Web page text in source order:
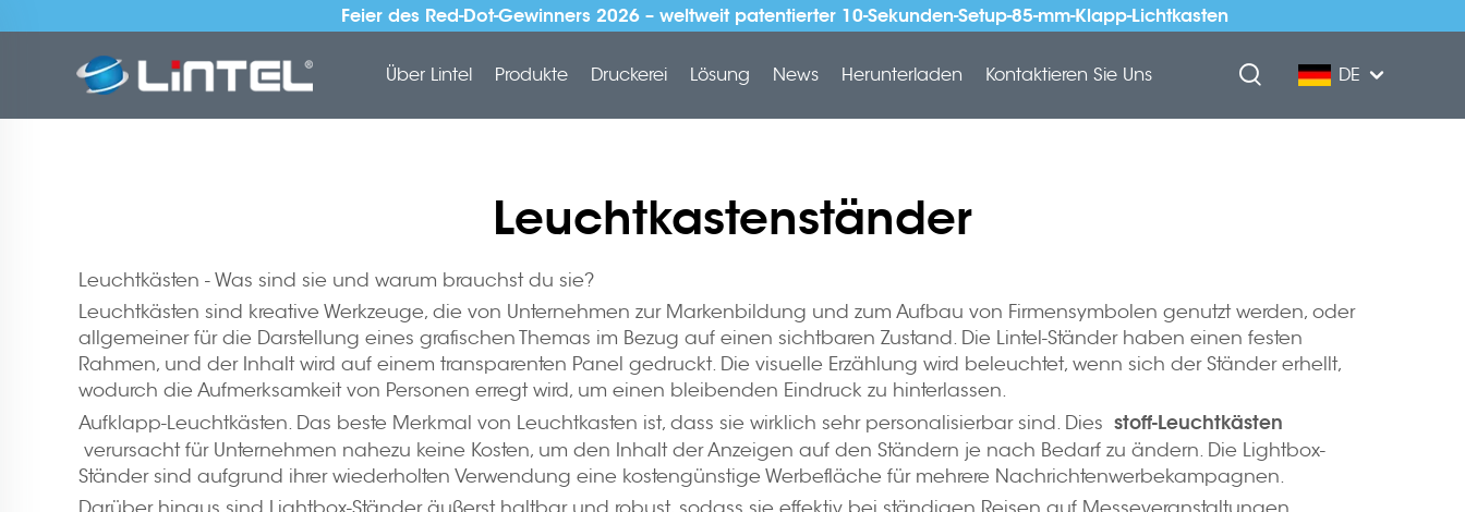
Feier des Red-Dot-Gewinners 2026 – weltweit patentierter 10-Sekunden-Setup-85-mm-Klapp-Lichtkasten
Über Lintel Produkte Druckerei Lösung News Herunterladen Kontaktieren Sie Uns DE
Leuchtkastenständer
Leuchtkästen - Was sind sie und warum brauchst du sie?
Leuchtkästen sind kreative Werkzeuge, die von Unternehmen zur Markenbildung und zum Aufbau von Firmensymbolen genutzt werden, oder
allgemeiner für die Darstellung eines grafischen Themas im Bezug auf einen sichtbaren Zustand. Die Lintel-Ständer haben einen festen
Rahmen, und der Inhalt wird auf einem transparenten Panel gedruckt. Die visuelle Erzählung wird beleuchtet, wenn sich der Ständer erhellt,
wodurch die Aufmerksamkeit von Personen erregt wird, um einen bleibenden Eindruck zu hinterlassen.
Aufklapp-Leuchtkästen. Das beste Merkmal von Leuchtkasten ist, dass sie wirklich sehr personalisierbar sind. Dies stoff-Leuchtkästen
verursacht für Unternehmen nahezu keine Kosten, um den Inhalt der Anzeigen auf den Ständern je nach Bedarf zu ändern. Die Lightbox-
Ständer sind aufgrund ihrer wiederholten Verwendung eine kostengünstige Werbefläche für mehrere Nachrichtenwerbekampagnen.